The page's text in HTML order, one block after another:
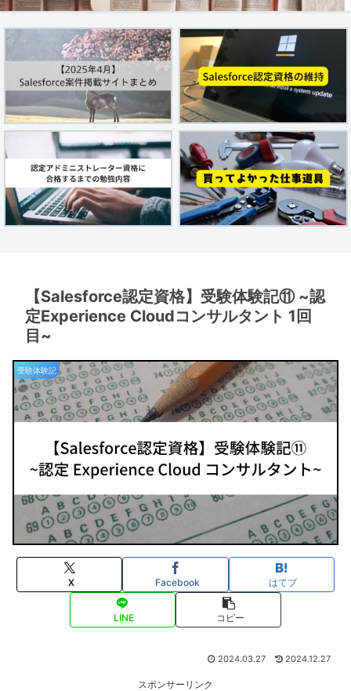
【Salesforce認定資格】受験体験記⑪ ~認
定Experience Cloudコンサルタント 1回
目~
受験体験記
X Facebook はてブ
LINE コピー
2024.03.27 2024.12.27
スポンサーリンク